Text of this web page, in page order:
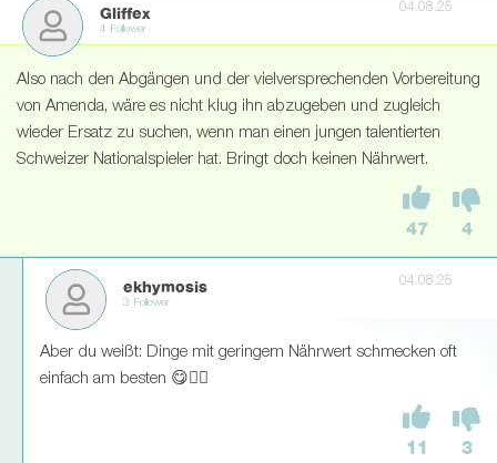
Gliffex
4 Follower
04.08.25
Also nach den Abgängen und der vielversprechenden Vorbereitung
von Amenda, wäre es nicht klug ihn abzugeben und zugleich
wieder Ersatz zu suchen, wenn man einen jungen talentierten
Schweizer Nationalspieler hat. Bringt doch keinen Nährwert.
47 4
ekhymosis
3 Follower
04.08.25
Aber du weißt: Dinge mit geringem Nährwert schmecken oft
einfach am besten 😋🤷‍♂
11 3